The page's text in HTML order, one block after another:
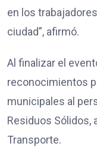
en los
ciudad”, afirmó.
Al finalizar el
reconocimientos
municipales al
Residuos Sólidos,
Transporte.